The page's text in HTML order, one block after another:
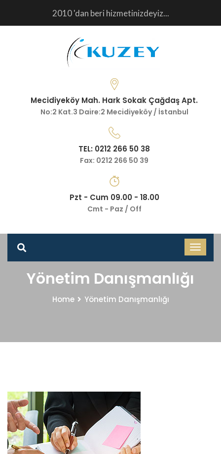
2010 'dan beri hizmetinizdeyiz...
Mecidiyeköy Mah. Hark Sokak Çağdaş Apt.
No:2 Kat.3 Daire:2 Mecidiyeköy / İstanbul
TEL: 0212 266 50 38
Fax: 0212 266 50 39
Pzt - Cum 09.00 - 18.00
Cmt - Paz / Off
Yönetim Danışmanlığı
Home Yönetim Danışmanlığı